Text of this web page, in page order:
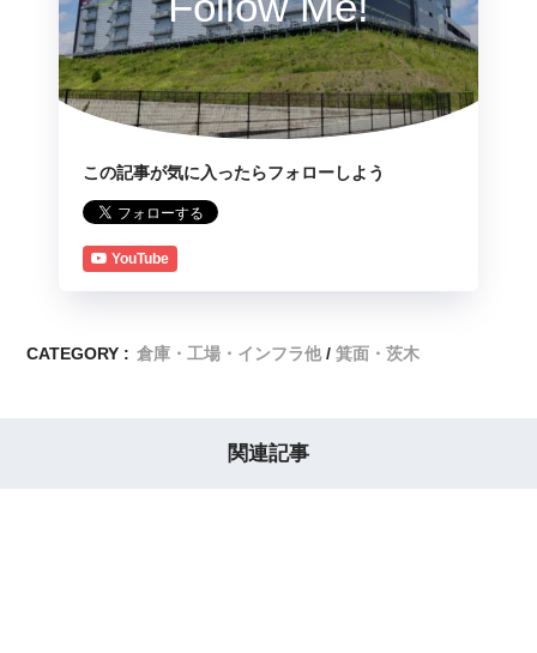
この記事が気に入ったらフォローしよう
YouTube
CATEGORY : 倉庫・工場・インフラ他 箕面・茨木
関連記事